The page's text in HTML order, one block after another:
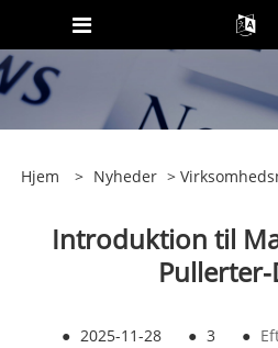
Hjem > Nyheder >
Introduktion til
● 2025-11-28 ● 3 ●